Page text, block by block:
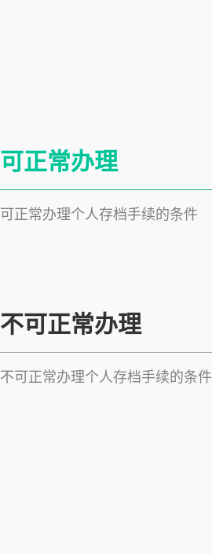
可正常办理
可正常办理个人存档手续的条件
不可正常办理
不可正常办理个人存档手续的条件